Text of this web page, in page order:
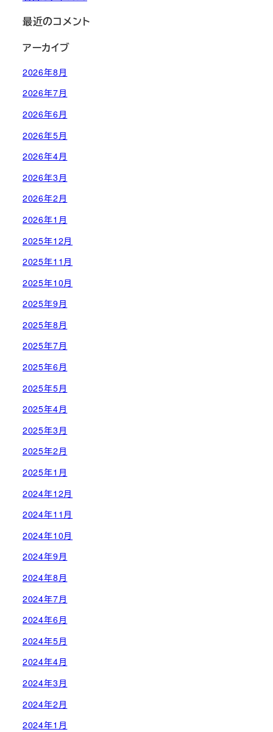
最近のコメント
アーカイブ
2026年8月
2026年7月
2026年6月
2026年5月
2026年4月
2026年3月
2026年2月
2026年1月
2025年12月
2025年11月
2025年10月
2025年9月
2025年8月
2025年7月
2025年6月
2025年5月
2025年4月
2025年3月
2025年2月
2025年1月
2024年12月
2024年11月
2024年10月
2024年9月
2024年8月
2024年7月
2024年6月
2024年5月
2024年4月
2024年3月
2024年2月
2024年1月